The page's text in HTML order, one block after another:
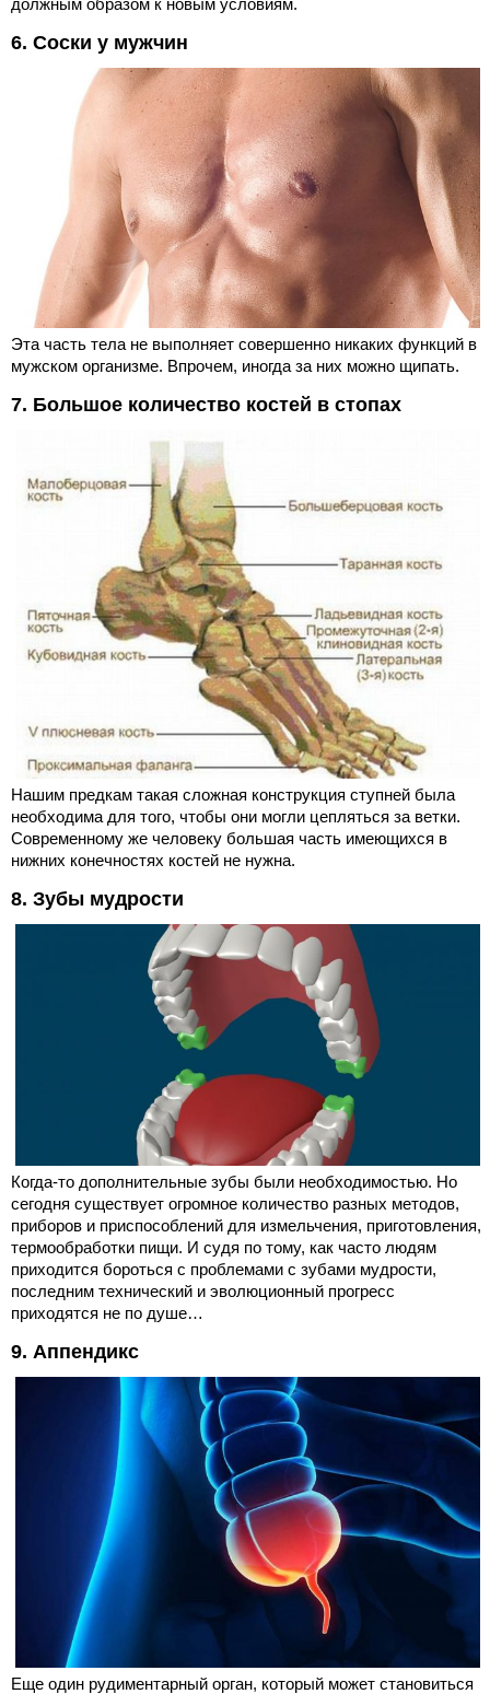
6. Соски у мужчин
Эта часть тела не выполняет совершенно никаких функций в
мужском организме. Впрочем, иногда за них можно щипать.
7. Большое количество костей в стопах
Нашим предкам такая сложная конструкция ступней была
необходима для того, чтобы они могли цепляться за ветки.
Современному же человеку большая часть имеющихся в
нижних конечностях костей не нужна.
8. Зубы мудрости
Когда-то дополнительные зубы были необходимостью. Но
сегодня существует огромное количество разных методов,
приборов и приспособлений для измельчения, приготовления,
термообработки пищи. И судя по тому, как часто людям
приходится бороться с проблемами с зубами мудрости,
последним технический и эволюционный прогресс
приходятся не по душе…
9. Аппендикс
Еще один рудиментарный орган, который может становиться